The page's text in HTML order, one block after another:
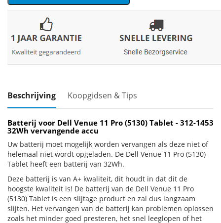
Beschrijving Koopgidsen & Tips
Batterij voor Dell Venue 11 Pro (5130) Tablet - 312-1453
32Wh vervangende accu
Uw batterij moet mogelijk worden vervangen als deze niet of
helemaal niet wordt opgeladen. De Dell Venue 11 Pro (5130)
Tablet heeft een batterij van 32Wh.
Deze batterij is van A+ kwaliteit, dit houdt in dat dit de
hoogste kwaliteit is! De batterij van de Dell Venue 11 Pro
(5130) Tablet is een slijtage product en zal dus langzaam
slijten. Het vervangen van de batterij kan problemen oplossen
zoals het minder goed presteren, het snel leeglopen of het